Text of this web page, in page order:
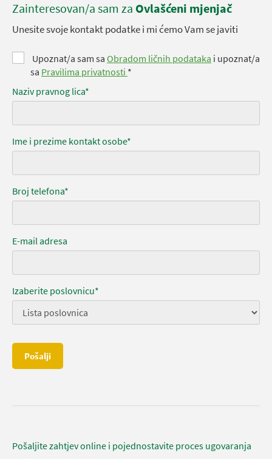
Zainteresovan/a sam za Ovlašćeni mjenjač
Unesite svoje kontakt podatke i mi ćemo Vam se javiti
Upoznat/a sam sa Obradom ličnih podataka i upoznat/a
sa Pravilima privatnosti *
Naziv pravnog lica*
Ime i prezime kontakt osobe*
Broj telefona*
E-mail adresa
Izaberite poslovnicu*
Pošalji
Pošaljite zahtjev online i pojednostavite proces ugovaranja